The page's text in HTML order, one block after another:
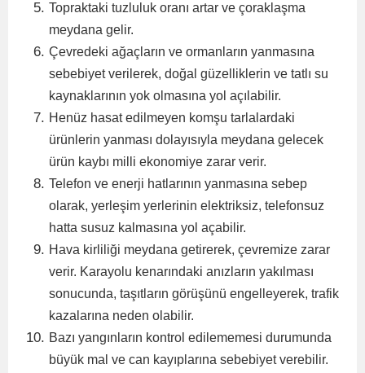
Topraktaki tuzluluk oranı artar ve çoraklaşma
meydana gelir.
Çevredeki ağaçların ve ormanların yanmasına
sebebiyet verilerek, doğal güzelliklerin ve tatlı su
kaynaklarının yok olmasına yol açılabilir.
Henüz hasat edilmeyen komşu tarlalardaki
ürünlerin yanması dolayısıyla meydana gelecek
ürün kaybı milli ekonomiye zarar verir.
Telefon ve enerji hatlarının yanmasına sebep
olarak, yerleşim yerlerinin elektriksiz, telefonsuz
hatta susuz kalmasına yol açabilir.
Hava kirliliği meydana getirerek, çevremize zarar
verir. Karayolu kenarındaki anızların yakılması
sonucunda, taşıtların görüşünü engelleyerek, trafik
kazalarına neden olabilir.
Bazı yangınların kontrol edilememesi durumunda
büyük mal ve can kayıplarına sebebiyet verebilir.